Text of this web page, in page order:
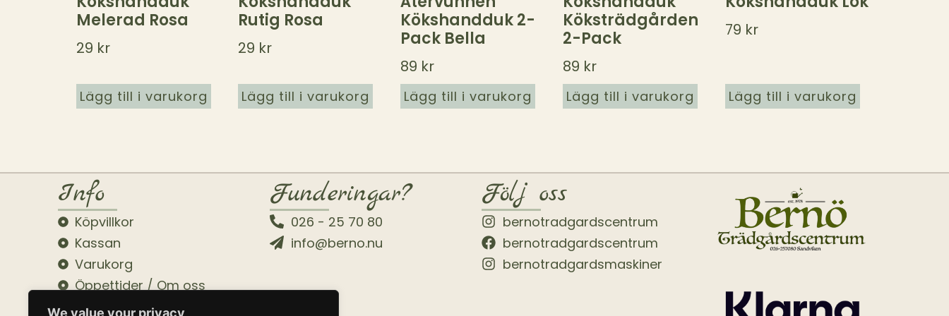
We value your privacy
Melerad Rosa
29 kr
Lägg till i varukorg
Rutig Rosa
29 kr
Lägg till i varukorg
Kökshandduk 2-
Pack Bella
89 kr
Lägg till i varukorg
Köksträdgården
2-Pack
89 kr
Lägg till i varukorg
79 kr
Lägg till i varukorg
Info
Köpvillkor
Kassan
Varukorg
Öppettider / Om oss
Funderingar?
026 - 25 70 80
info@berno.nu
Följ oss
bernotradgardscentrum
bernotradgardscentrum
bernotradgardsmaskiner